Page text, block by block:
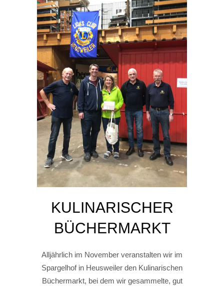
KULINARISCHER
BÜCHERMARKT
Alljährlich im November veranstalten wir im
Spargelhof in Heusweiler den Kulinarischen
Büchermarkt, bei dem wir gesammelte, gut